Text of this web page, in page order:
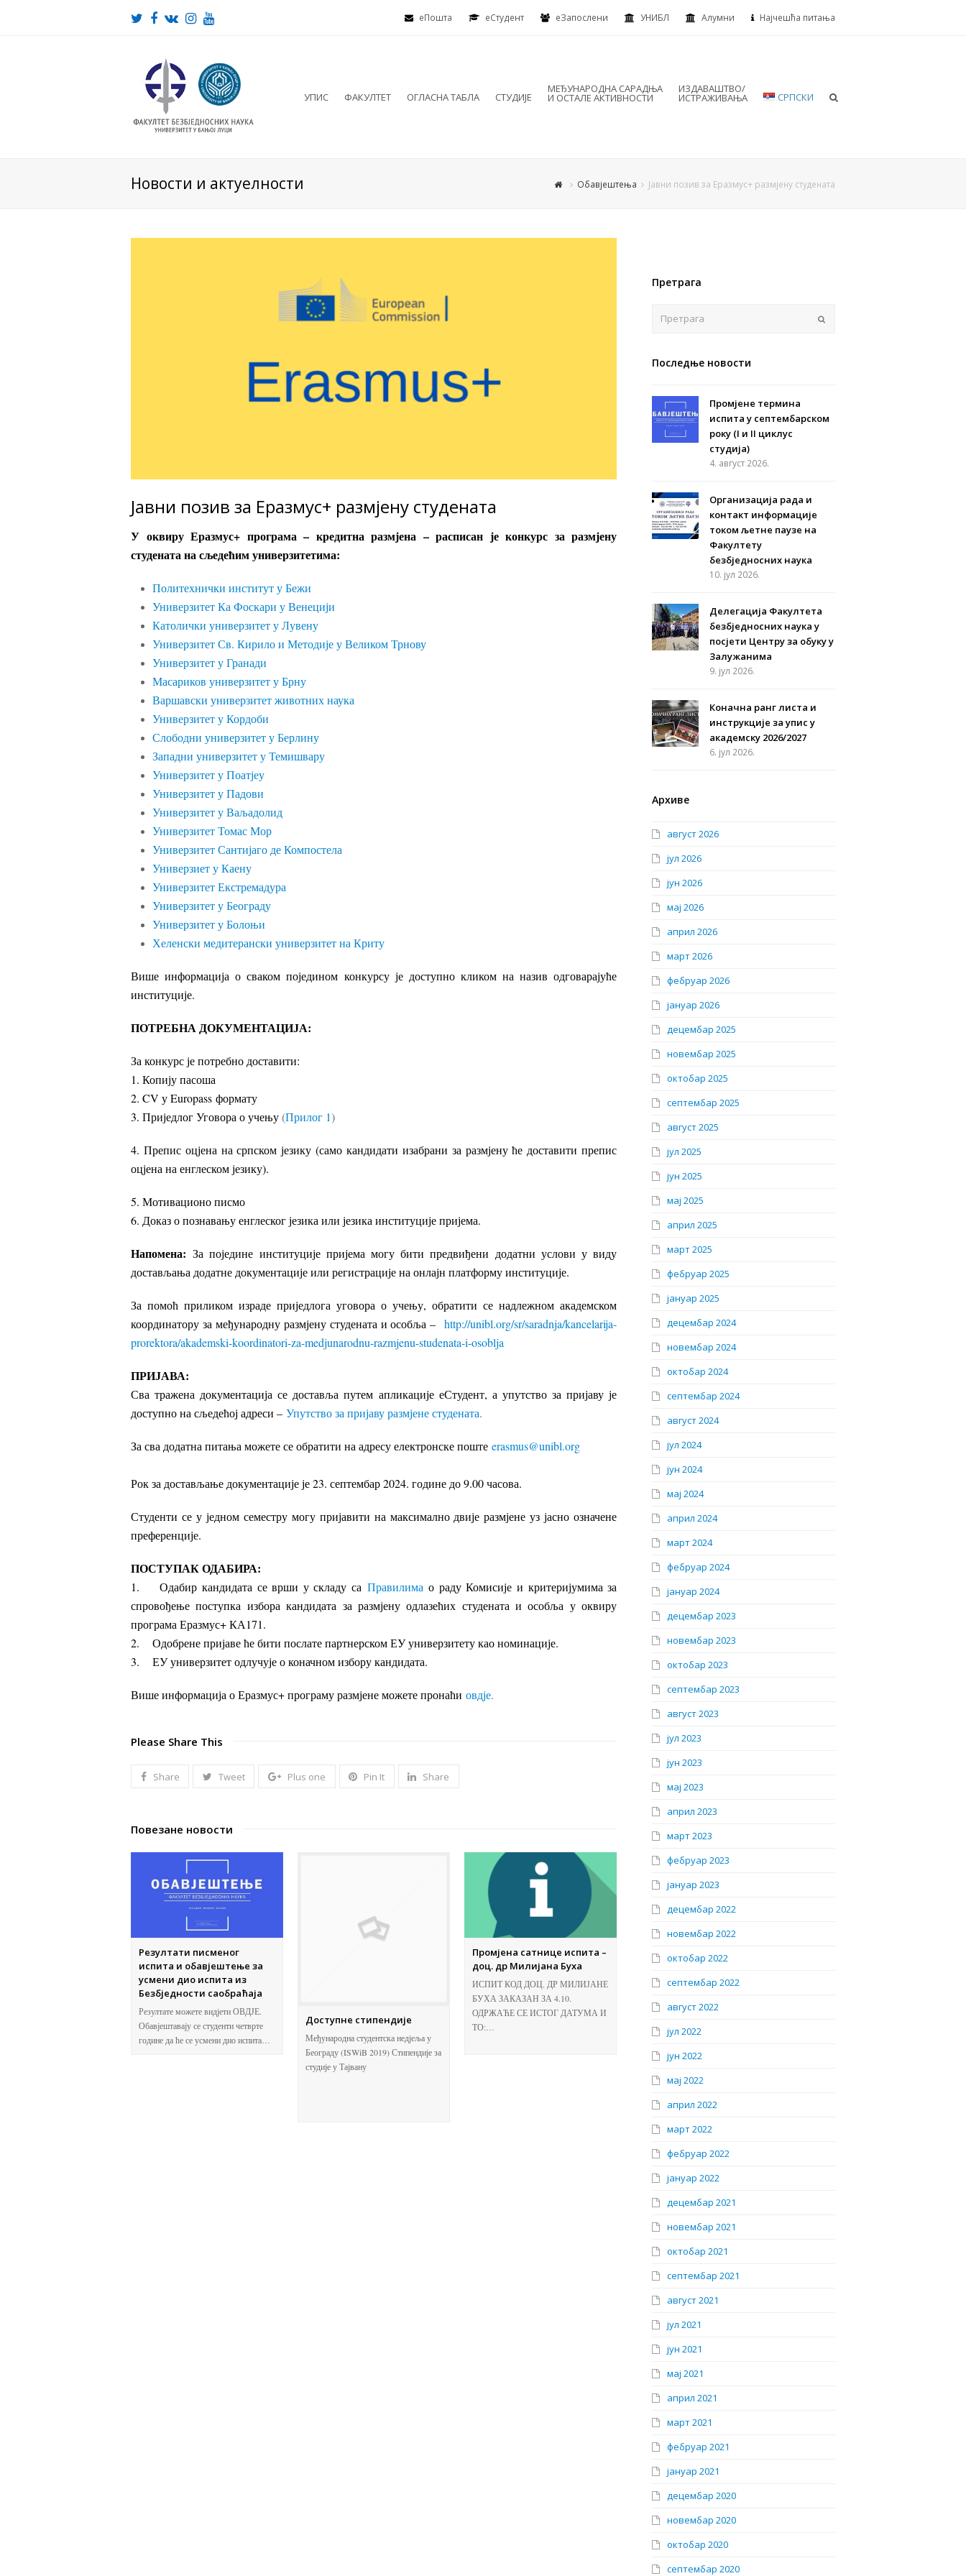
еПошта eСтудент еЗапослени УНИБЛ Алумни Најчешћа питања
Twitter
Facebook
VKInstagram
Youtube
УПИС ФАКУЛТЕТ ОГЛАСНА ТАБЛА СТУДИЈЕ
МЕЂУНАРОДНА САРАДЊА
И ОСТАЛЕ АКТИВНОСТИ
ИЗДАВАШТВО/
ИСТРАЖИВАЊА СРПСКИ
Новости и актуелности Обавјештења Јавни позив за Еразмус+ размјену студената
Јавни позив за Еразмус+ размјену студената
У оквиру Еразмус+ програма – кредитна размјена – расписан је конкурс за размјену
студената на сљедећим универзитетима:
Политехнички институт у Бежи
Универзитет Ка Фоскари у Венецији
Католички универзитет у Лувену
Универзитет Св. Кирило и Методије у Великом Трнову
Универзитет у Гранади
Масариков универзитет у Брну
Варшавски универзитет животних наука
Универзитет у Кордоби
Слободни универзитет у Берлину
Западни универзитет у Темишвару
Универзитет у Поатјеу
Универзитет у Падови
Универзитет у Ваљадолид
Универзитет Томас Мор
Универзитет Сантијаго де Компостела
Универзиет у Каену
Универзитет Екстремадура
Универзитет у Београду
Универзитет у Болоњи
Хеленски медитерански универзитет на Криту
Више информација о сваком поједином конкурсу је доступно кликом на назив одговарајуће
институције.
ПОТРЕБНА ДОКУМЕНТАЦИЈА:
За конкурс је потребно доставити:
1. Копију пасоша
2. CV у Europass формату
3. Приједлог Уговора о учењу(Прилог 1)
4. Препис оцјена на српском језику (само кандидати изабрани за размјену ће доставити препис
оцјена на енглеском језику).
5. Мотивационо писмо
6. Доказ о познавању енглеског језика или језика институције пријема.
Напомена:За поједине институције пријема могу бити предвиђени додатни услови у виду
достављања додатне документације или регистрације на онлајн платформу институције.
За помоћ приликом израде приједлога уговора о учењу, обратити се надлежном академском
координатору за међународну размјену студената и особља – http://unibl.org/sr/saradnja/kancelarija-
prorektora/akademski-koordinatori-za-medjunarodnu-razmjenu-studenata-i-osoblja
ПРИЈАВА:
Сва тражена документација се доставља путем апликације еСтудент, а упутство за пријаву је
доступно на сљедећој адреси – Упутство за пријаву размјене студената.
За сва додатна питања можете се обратити на адресу електронске поште erasmus@unibl.org
Рок за достављање документације је 23. септембар 2024. године до 9.00 часова.
Студенти се у једном семестру могу пријавити на максимално двије размјене уз јасно означене
преференције.
ПОСТУПАК ОДАБИРА:
1. Одабир кандидата се врши у складу са Правилима о раду Комисије и критеријумима за
спровођење поступка избора кандидата за размјену одлазећих студената и особља у оквиру
програма Еразмус+ КА171.
2. Одобрене пријаве ће бити послате партнерском ЕУ универзитету као номинације.
3. ЕУ универзитет одлучује о коначном избору кандидата.
Више информација о Еразмус+ програму размјене можете пронаћи овдје.
Please Share This
Share Tweet Plus one Pin It Share
Повезане новости
Резултати писменог
испита и обавјештење за
усмени дио испита из
Безбједности саобраћаја
Резултате можете видјети ОВДЈЕ.
Обавјештавају се студенти четврте
године да ће се усмени дио испита…
Доступне стипендије
Међународна студентска недјеља у
Београду (ISWiB 2019) Стипендије за
студије у Тајвану
Промјена сатнице испита –
доц. др Милијана Буха
ИСПИТ КОД ДОЦ. ДР МИЛИЈАНЕ
БУХА ЗАКАЗАН ЗА 4.10.
ОДРЖАЋЕ СЕ ИСТОГ ДАТУМА И
ТО:…
Претрага
Последње новости
Промјене термина
испита у септембарском
року (I и II циклус
студија)
4. август 2026.
Организација рада и
контакт информације
током љетне паузе на
Факултету
безбједносних наука
10. јул 2026.
Делегација Факултета
безбједносних наука у
посјети Центру за обуку у
Залужанима
9. јул 2026.
Коначна ранг листа и
инструкције за упис у
академску 2026/2027
6. јул 2026.
Архиве
август 2026
јул 2026
јун 2026
мај 2026
април 2026
март 2026
фебруар 2026
јануар 2026
децембар 2025
новембар 2025
октобар 2025
септембар 2025
август 2025
јул 2025
јун 2025
мај 2025
април 2025
март 2025
фебруар 2025
јануар 2025
децембар 2024
новембар 2024
октобар 2024
септембар 2024
август 2024
јул 2024
јун 2024
мај 2024
април 2024
март 2024
фебруар 2024
јануар 2024
децембар 2023
новембар 2023
октобар 2023
септембар 2023
август 2023
јул 2023
јун 2023
мај 2023
април 2023
март 2023
фебруар 2023
јануар 2023
децембар 2022
новембар 2022
октобар 2022
септембар 2022
август 2022
јул 2022
јун 2022
мај 2022
април 2022
март 2022
фебруар 2022
јануар 2022
децембар 2021
новембар 2021
октобар 2021
септембар 2021
август 2021
јул 2021
јун 2021
мај 2021
април 2021
март 2021
фебруар 2021
јануар 2021
децембар 2020
новембар 2020
октобар 2020
септембар 2020